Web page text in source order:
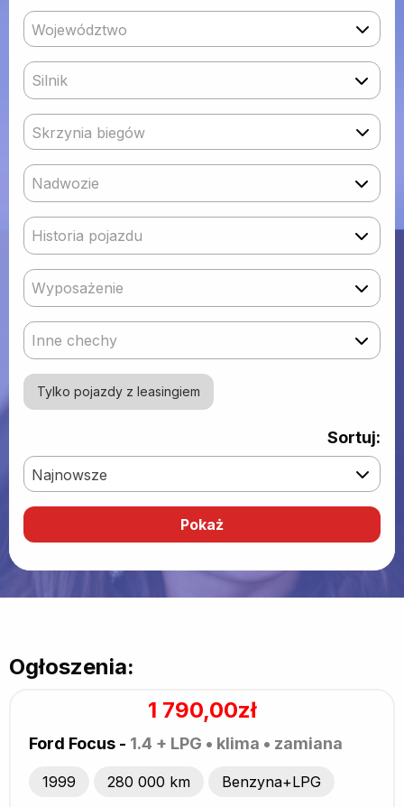
Województwo
Silnik
Skrzynia biegów
Nadwozie
Historia pojazdu
Wyposażenie
Inne chechy
Tylko pojazdy z leasingiem
Sortuj:
Najnowsze
Ogłoszenia:
1 790,00zł
Ford Focus - 1.4 + LPG • klima • zamiana
1999 280 000 km Benzyna+LPG